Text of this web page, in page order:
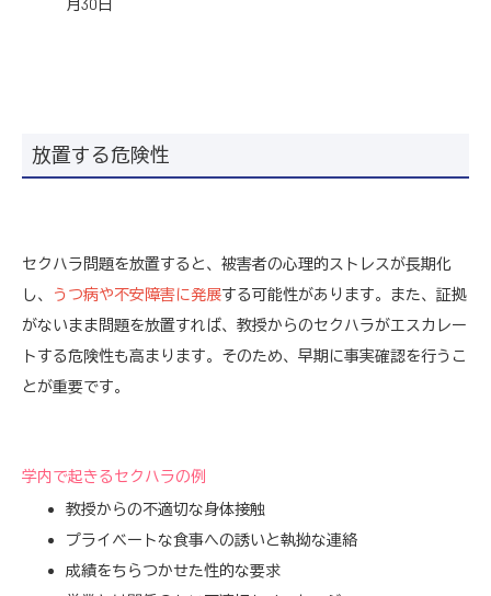
月30日
放置する危険性
セクハラ問題を放置すると、被害者の心理的ストレスが長期化
し、
うつ病や不安障害に発展する可能性があります。また、証拠
がないまま問題を放置すれば、教授からのセクハラがエスカレー
トする危険性も高まります。そのため、早期に事実確認を行うこ
とが重要です。
学内で起きるセクハラの例
教授からの不適切な身体接触
プライベートな食事への誘いと執拗な連絡
成績をちらつかせた性的な要求